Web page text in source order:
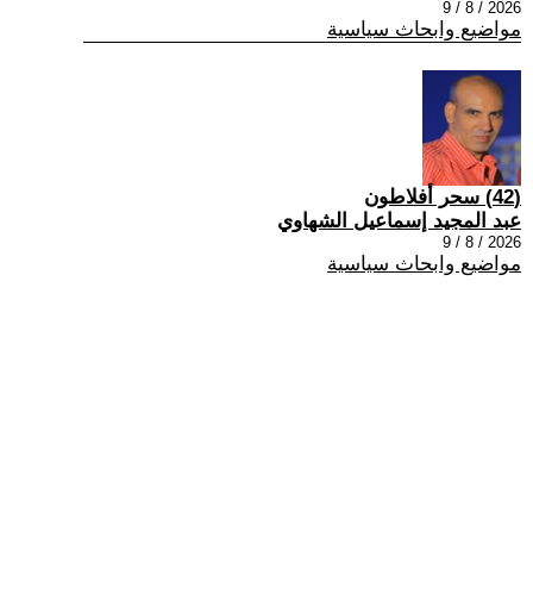
2026 / 8 / 9
مواضيع وابحاث سياسية
(42) سحر أفلاطون
عبد المجيد إسماعيل الشهاوي
2026 / 8 / 9
مواضيع وابحاث سياسية